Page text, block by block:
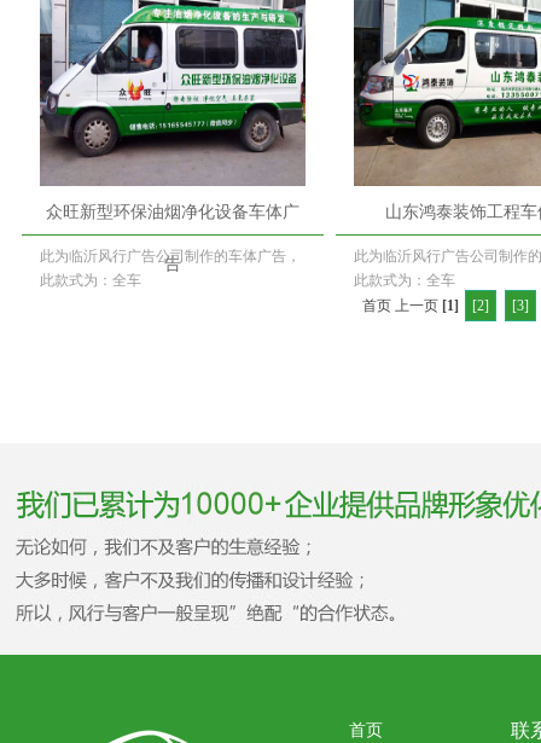
众旺新型环保油烟净化设备车体广
告
此为临沂风行广告公司制作的车体广告，
此款式为：全车
山东鸿泰装饰工程车
此为临沂风行广告公司制作
此款式为：全车
首页 上一页 [1] [2] [3]
首页
联